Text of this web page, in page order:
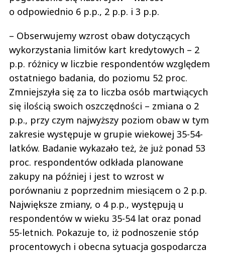
o odpowiednio 6 p.p., 2 p.p. i 3 p.p.
– Obserwujemy wzrost obaw dotyczących
wykorzystania limitów kart kredytowych – 2
p.p. różnicy w liczbie respondentów względem
ostatniego badania, do poziomu 52 proc.
Zmniejszyła się za to liczba osób martwiących
się ilością swoich oszczędności – zmiana o 2
p.p., przy czym najwyższy poziom obaw w tym
zakresie występuje w grupie wiekowej 35-54-
latków. Badanie wykazało też, że już ponad 53
proc. respondentów odkłada planowane
zakupy na później i jest to wzrost w
porównaniu z poprzednim miesiącem o 2 p.p.
Największe zmiany, o 4 p.p., występują u
respondentów w wieku 35-54 lat oraz ponad
55-letnich. Pokazuje to, iż podnoszenie stóp
procentowych i obecna sytuacja gospodarcza